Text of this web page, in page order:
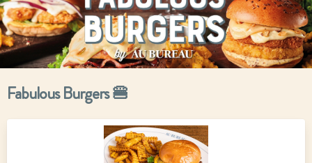
Fabulous Burgers 🍔